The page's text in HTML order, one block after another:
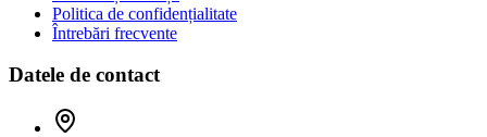
Politica de confidențialitate
Întrebări frecvente
Datele de contact